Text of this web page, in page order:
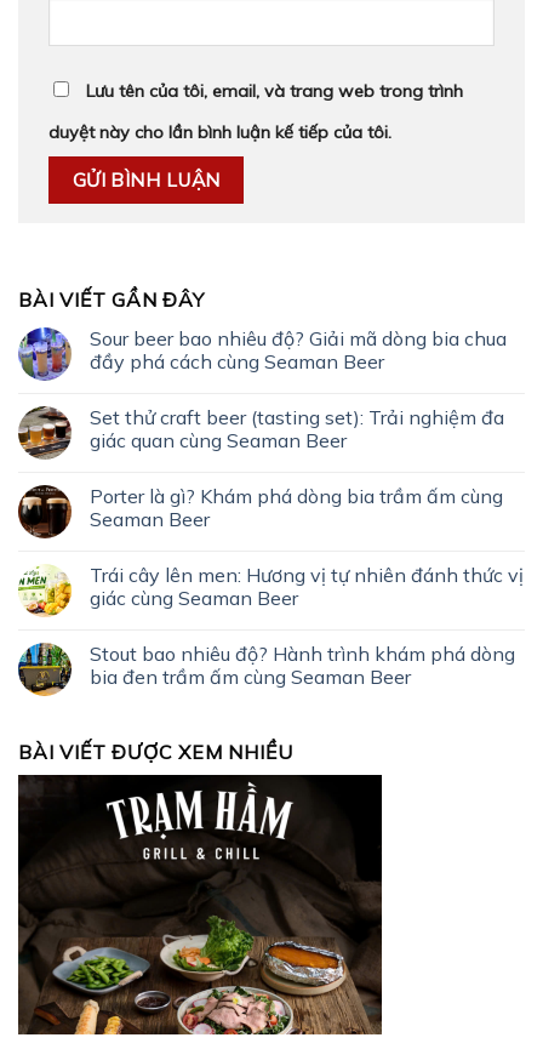
Lưu tên của tôi, email, và trang web trong trình
duyệt này cho lần bình luận kế tiếp của tôi.
BÀI VIẾT GẦN ĐÂY
Sour beer bao nhiêu độ? Giải mã dòng bia chua
đầy phá cách cùng Seaman Beer
Set thử craft beer (tasting set): Trải nghiệm đa
giác quan cùng Seaman Beer
Porter là gì? Khám phá dòng bia trầm ấm cùng
Seaman Beer
Trái cây lên men: Hương vị tự nhiên đánh thức vị
giác cùng Seaman Beer
Stout bao nhiêu độ? Hành trình khám phá dòng
bia đen trầm ấm cùng Seaman Beer
BÀI VIẾT ĐƯỢC XEM NHIỀU